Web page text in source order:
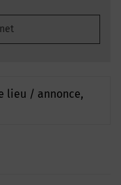
lieu / annonce,